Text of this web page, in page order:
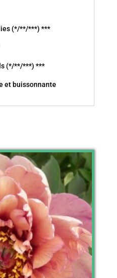
(*/**/***) ***
(*/**/***) ***
et buissonnante